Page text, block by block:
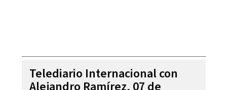
Telediario Internacional con